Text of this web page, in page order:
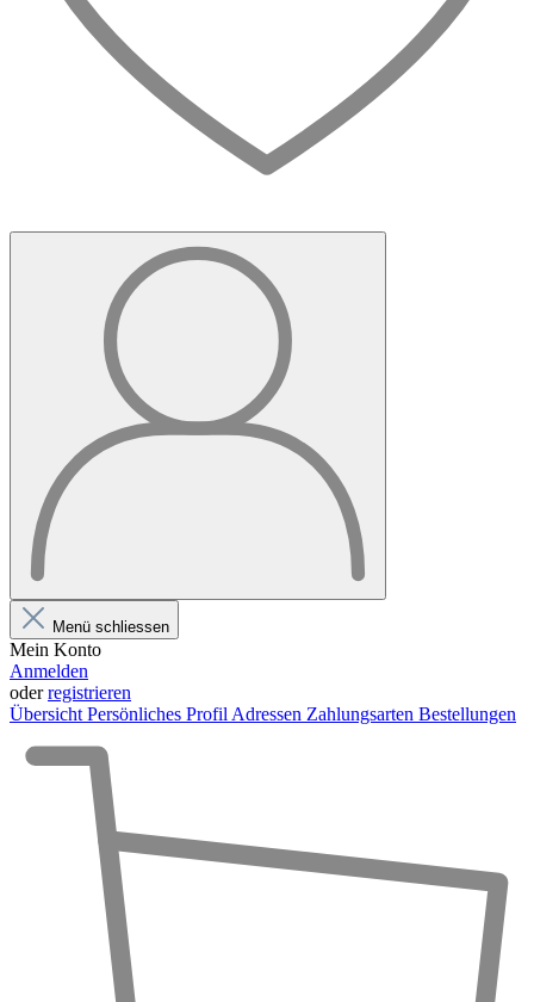
Menü schliessen
Mein Konto
Anmelden
oderregistrieren
Übersicht Persönliches Profil Adressen Zahlungsarten Bestellungen